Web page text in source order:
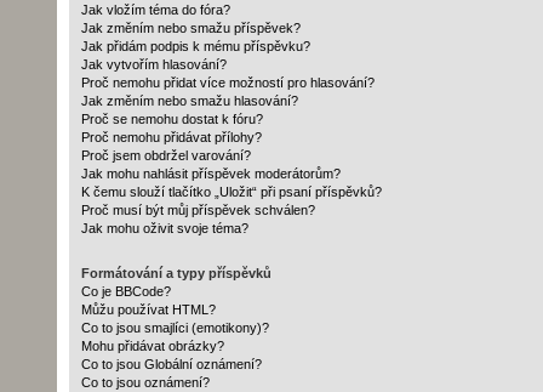
Jak vložím téma do fóra?
Jak změním nebo smažu příspěvek?
Jak přidám podpis k mému příspěvku?
Jak vytvořím hlasování?
Proč nemohu přidat více možností pro hlasování?
Jak změním nebo smažu hlasování?
Proč se nemohu dostat k fóru?
Proč nemohu přidávat přílohy?
Proč jsem obdržel varování?
Jak mohu nahlásit příspěvek moderátorům?
K čemu slouží tlačítko „Uložit“ při psaní příspěvků?
Proč musí být můj příspěvek schválen?
Jak mohu oživit svoje téma?
Formátování a typy příspěvků
Co je BBCode?
Můžu používat HTML?
Co to jsou smajlíci (emotikony)?
Mohu přidávat obrázky?
Co to jsou Globální oznámení?
Co to jsou oznámení?